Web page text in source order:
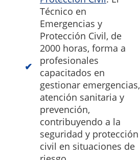
Técnico en
Emergencias y
Protección Civil, de
2000 horas, forma a
profesionales
capacitados en
gestionar emergencias,
atención sanitaria y
prevención,
contribuyendo a la
seguridad y protección
civil en situaciones de